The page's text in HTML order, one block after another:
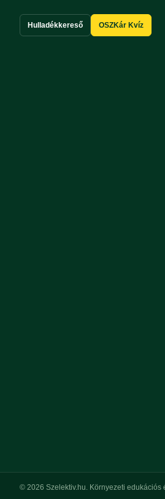
Hulladékkereső OSZKár Kvíz
© 2026 Szelektiv.hu. Környezeti edukációs